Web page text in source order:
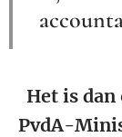
Het is
PvdA-